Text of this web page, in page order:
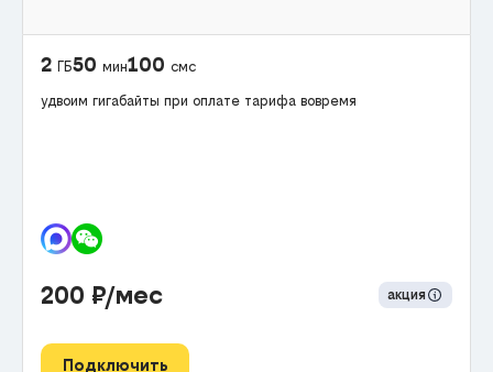
2 ГБ50 мин100 смс
удвоим гигабайты при оплате тарифа вовремя
200 ₽/мес акция
Подключить